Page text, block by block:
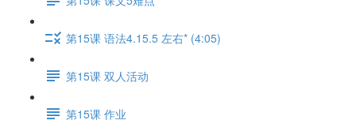
第15课 语法4.15.5 左右* (4:05)
第15课 双人活动
第15课 作业